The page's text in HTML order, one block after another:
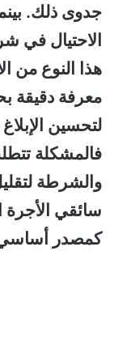
جدوى ذلك.
الاحتيال في
هذا النوع من
معرفة دقيقة
لتحسين
فالمشكلة
والشرطة
سائقي الأجرة
كمصدر